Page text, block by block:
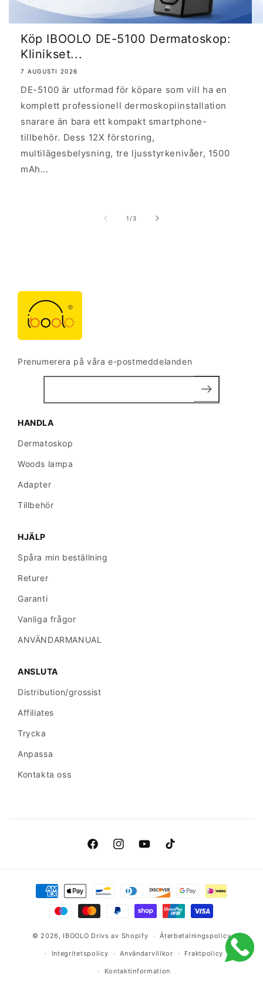
Köp IBOOLO DE-5100 Dermatoskop:
Klinikset...
7 AUGUSTI 2026
DE-5100 är utformad för köpare som vill ha en
komplett professionell dermoskopiinstallation
snarare än bara ett kompakt smartphone-
tillbehör. Dess 12X förstoring,
multilägesbelysning, tre ljusstyrkenivåer, 1500
mAh...
1 /av
3
Prenumerera på våra e-postmeddelanden
HANDLA
Dermatoskop
Woods lampa
Adapter
Tillbehör
HJÄLP
Spåra min beställning
Returer
Garanti
Vanliga frågor
ANVÄNDARMANUAL
ANSLUTA
Distribution/grossist
Affiliates
Trycka
Anpassa
Kontakta oss
FacebookInstagramYouTubeTikTok
Betalningsmetoder
© 2026, IBOOLO Drivs av Shopify Återbetalningspolicy
Integritetspolicy Användarvillkor Fraktpolicy
Kontaktinformation